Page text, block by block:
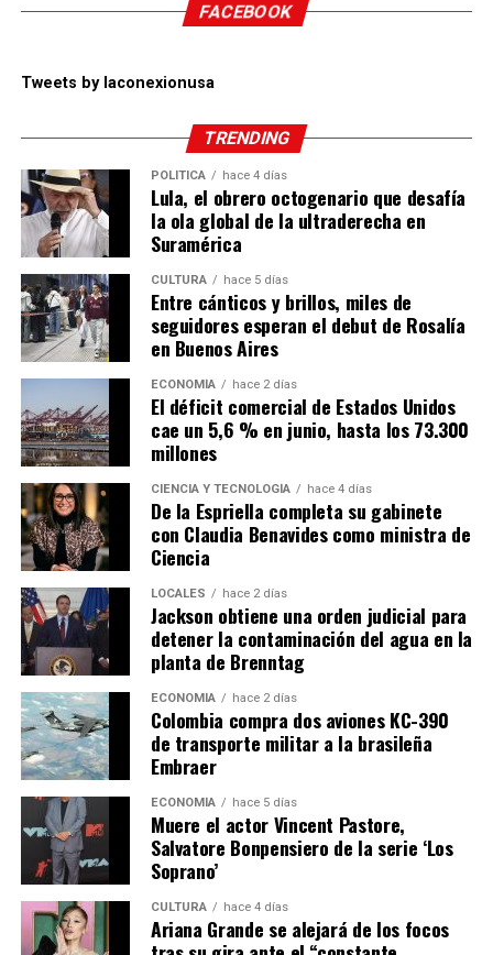
FACEBOOK
Tweets by laconexionusa
TRENDING
POLÍTICA hace 4 días
Lula, el obrero octogenario que desafía
la ola global de la ultraderecha en
Suramérica
CULTURA hace 5 días
Entre cánticos y brillos, miles de
seguidores esperan el debut de Rosalía
en Buenos Aires
ECONOMÍA hace 2 días
El déficit comercial de Estados Unidos
cae un 5,6 % en junio, hasta los 73.300
millones
CIENCIA Y TECNOLOGÍA hace 4 días
De la Espriella completa su gabinete
con Claudia Benavides como ministra de
Ciencia
LOCALES hace 2 días
Jackson obtiene una orden judicial para
detener la contaminación del agua en la
planta de Brenntag
ECONOMÍA hace 2 días
Colombia compra dos aviones KC-390
de transporte militar a la brasileña
Embraer
ECONOMÍA hace 5 días
Muere el actor Vincent Pastore,
Salvatore Bonpensiero de la serie ‘Los
Soprano’
CULTURA hace 4 días
Ariana Grande se alejará de los focos